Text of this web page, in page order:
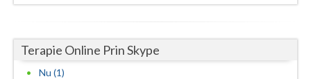
Satu-Mare
Sibiu
Suceava
Terapie Online Prin Skype
Nu (1)